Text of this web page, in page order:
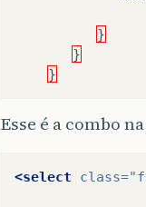
}
}
}
Esse é a combo na
<select class=